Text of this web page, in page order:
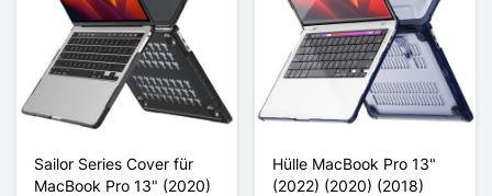
Sailor Series Cover für
MacBook Pro 13" (2020)
Hülle MacBook Pro 13"
(2022) (2020) (2018)